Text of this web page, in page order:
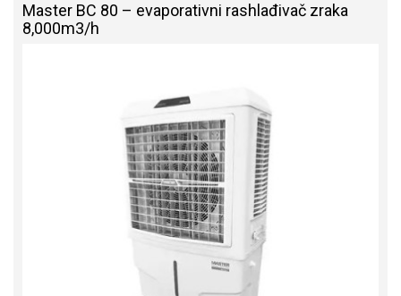
Master BC 80 – evaporativni rashlađivač zraka
8,000m3/h